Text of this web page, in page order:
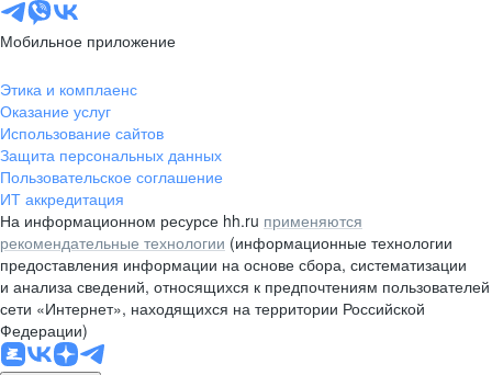
Мобильное приложение
Этика и комплаенс
Оказание услуг
Использование сайтов
Защита персональных данных
Пользовательское соглашение
ИТ аккредитация
На информационном ресурсе hh.ru применяются
рекомендательные технологии (информационные технологии
предоставления информации на основе сбора, систематизации
и анализа сведений, относящихся к предпочтениям пользователей
сети «Интернет», находящихся на территории Российской
Федерации)